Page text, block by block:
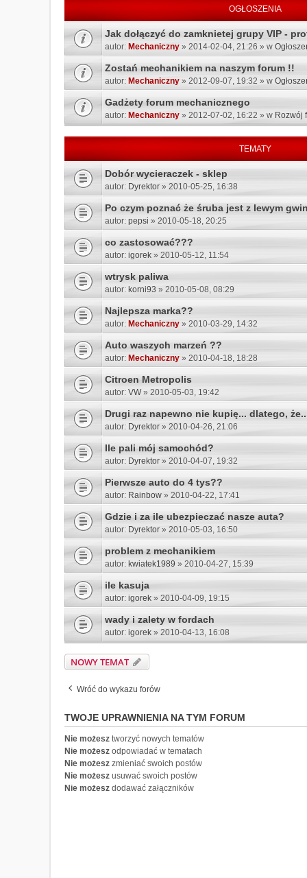
OGŁOSZENIA
Jak dołączyć do zamknietej grupy VIP -
autor: Mechaniczny » 2014-02-04, 21:26 » w
Zostań mechanikiem na naszym forum !!
autor: Mechaniczny » 2012-09-07, 19:32 » w
Gadżety forum mechanicznego
autor: Mechaniczny » 2012-07-02, 16:22 » w Rozwój
TEMATY
Dobór wycieraczek - sklep
autor: Dyrektor » 2010-05-25, 16:38
Po czym poznać że śruba jest z lewym
autor: pepsi » 2010-05-18, 20:25
co zastosować???
autor: igorek » 2010-05-12, 11:54
wtrysk paliwa
autor: korni93 » 2010-05-08, 08:29
Najlepsza marka??
autor: Mechaniczny » 2010-03-29, 14:32
Auto waszych marzeń ??
autor: Mechaniczny » 2010-04-18, 18:28
Citroen Metropolis
autor: VW» 2010-05-03, 19:42
Drugi raz napewno nie kupię... dlatego,
autor: Dyrektor » 2010-04-26, 21:06
Ile pali mój samochód?
autor: Dyrektor » 2010-04-07, 19:32
Pierwsze auto do 4 tys??
autor: Rainbow » 2010-04-22, 17:41
Gdzie i za ile ubezpieczać nasze auta?
autor: Dyrektor » 2010-05-03, 16:50
problem z mechanikiem
autor: kwiatek1989 » 2010-04-27, 15:39
ile kasuja
autor: igorek » 2010-04-09, 19:15
wady i zalety w fordach
autor: igorek » 2010-04-13, 16:08
NOWY TEMAT
Wróć do wykazu forów
TWOJE UPRAWNIENIA NA TYM FORUM
Nie możesz tworzyć nowych tematów
Nie możesz odpowiadać w tematach
Nie możesz zmieniać swoich postów
Nie możesz usuwać swoich postów
Nie możesz dodawać załączników